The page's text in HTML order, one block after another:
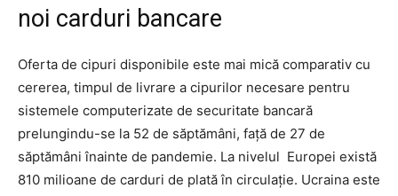
noi carduri bancare
Oferta de cipuri disponibile este mai mică comparativ cu
cererea, timpul de livrare a cipurilor necesare pentru
sistemele computerizate de securitate bancară
prelungindu-se la 52 de săptămâni, față de 27 de
săptămâni înainte de pandemie. La nivelul Europei există
810 milioane de carduri de plată în circulație. Ucraina este